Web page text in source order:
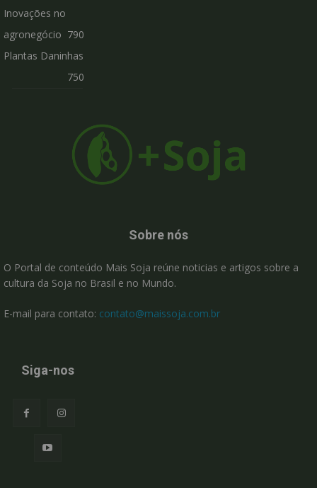
Inovações no
agronegócio 790
Plantas Daninhas
750
Sobre nós
O Portal de conteúdo Mais Soja reúne noticias e artigos sobre a
cultura da Soja no Brasil e no Mundo.
E-mail para contato: contato@maissoja.com.br
Siga-nos